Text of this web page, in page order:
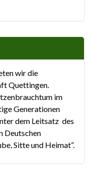
wir die
Quettingen.
im
Generationen
dem Leitsatz des
Deutschen
Sitte und Heimat“.